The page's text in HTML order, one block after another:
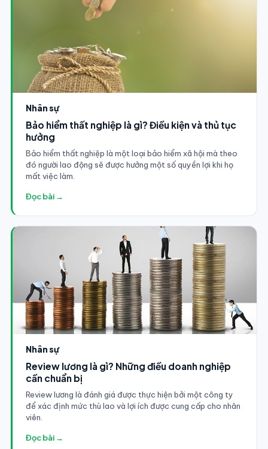
Nhân sự
Bảo hiểm thất nghiệp là gì? Điều kiện và thủ tục
hưởng
Bảo hiểm thất nghiệp là một loại bảo hiểm xã hội mà theo
đó người lao động sẽ được hưởng một số quyền lợi khi họ
mất việc làm.
Đọc bài →
Nhân sự
Review lương là gì? Những điều doanh nghiệp
cần chuẩn bị
Review lương là đánh giá được thực hiện bởi một công ty
để xác định mức thù lao và lợi ích được cung cấp cho nhân
viên.
Đọc bài →